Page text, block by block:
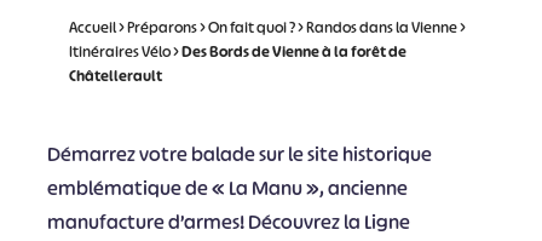
Accueil>Préparons>On fait quoi ?>Randos dans la Vienne>
Itinéraires Vélo>Des Bords de Vienne à la forêt de
Châtellerault
Démarrez votre balade sur le site historique
emblématique de « La Manu », ancienne
manufacture d’armes! Découvrez la Ligne